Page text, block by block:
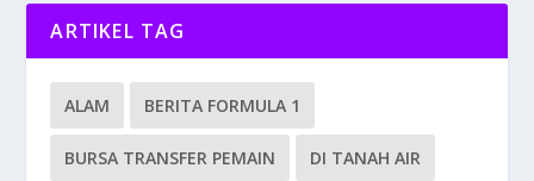
ARTIKEL TAG
ALAM BERITA FORMULA 1
BURSA TRANSFER PEMAIN DI TANAH AIR